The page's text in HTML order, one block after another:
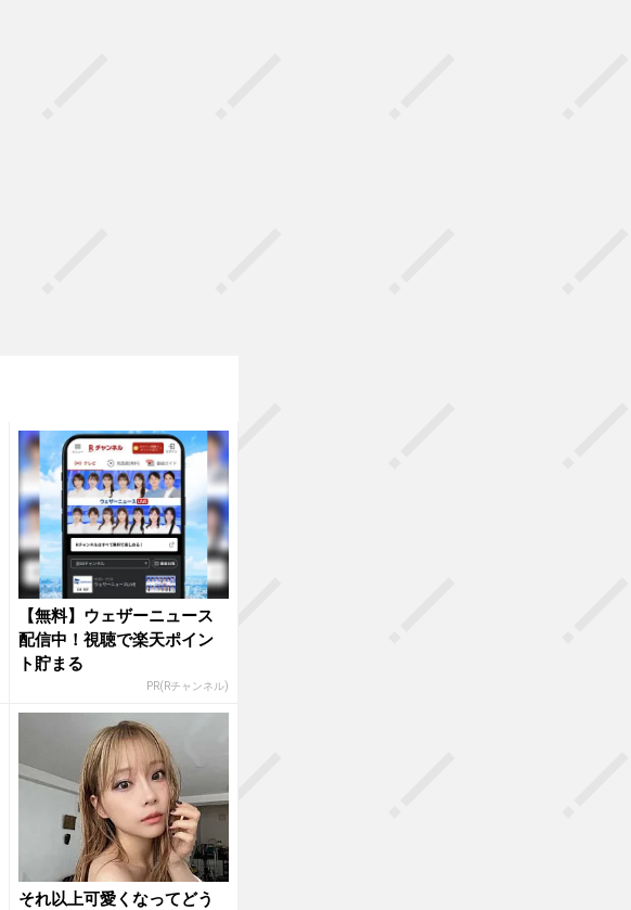
【無料】ウェザーニュース
配信中！視聴で楽天ポイン
ト貯まる
PR(Rチャンネル)
それ以上可愛くなってどう